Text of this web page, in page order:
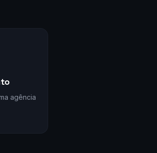
agência